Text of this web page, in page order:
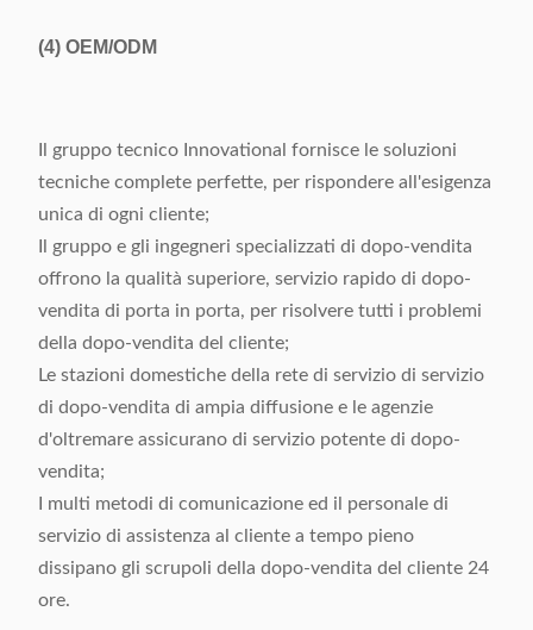
(4) OEM/ODM
Il gruppo tecnico Innovational fornisce le soluzioni
tecniche complete perfette, per rispondere all'esigenza
unica di ogni cliente;
Il gruppo e gli ingegneri specializzati di dopo-vendita
offrono la qualità superiore, servizio rapido di dopo-
vendita di porta in porta, per risolvere tutti i problemi
della dopo-vendita del cliente;
Le stazioni domestiche della rete di servizio di servizio
di dopo-vendita di ampia diffusione e le agenzie
d'oltremare assicurano di servizio potente di dopo-
vendita;
I multi metodi di comunicazione ed il personale di
servizio di assistenza al cliente a tempo pieno
dissipano gli scrupoli della dopo-vendita del cliente 24
ore.